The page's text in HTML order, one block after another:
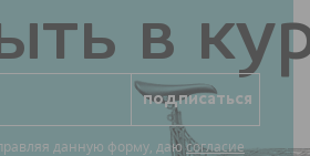
в
данную форму, даюсогласие